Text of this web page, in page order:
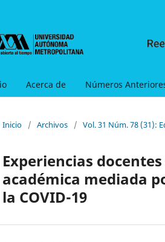
Acerca de Números
Inicio / Archivos / Vol. 31 Núm. 78 (31):
Experiencias
académica mediada
la COVID-19